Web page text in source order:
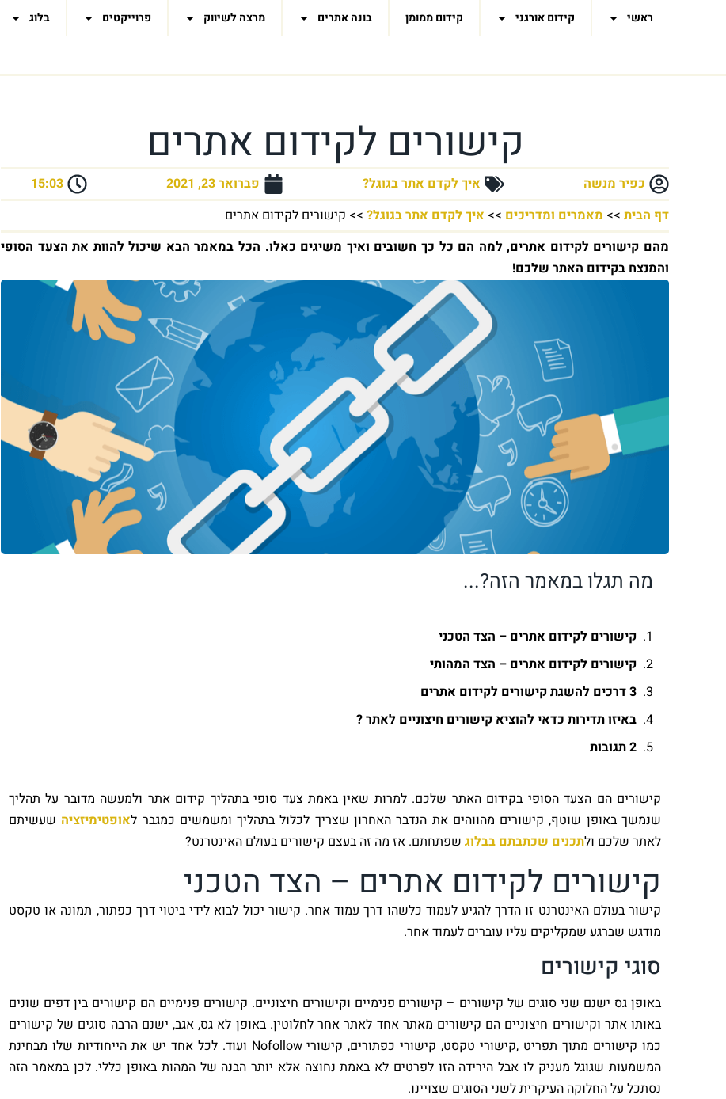
ראשי קידום אורגני קידום ממומן בונה אתרים מרצה לשיווק פרוייקטים בלוג
קישורים לקידום אתרים
כפיר מנשה איך לקדם אתר בגוגל? פברואר 23, 2021
15:03
דף הבית >> מאמרים ומדריכים >> איך לקדם אתר בגוגל? >> קישורים לקידום אתרים
מהם קישורים לקידום אתרים, למה הם כל כך חשובים ואיך משיגים כאלו. הכל במאמר הבא שיכול להוות את הצעד הסופי
והמנצח בקידום האתר שלכם!
מה תגלו במאמר הזה?...
קישורים לקידום אתרים – הצד הטכני
קישורים לקידום אתרים – הצד המהותי
3 דרכים להשגת קישורים לקידום אתרים
באיזו תדירות כדאי להוציא קישורים חיצוניים לאתר ?
2 תגובות
קישורים הם הצעד הסופי בקידום האתר שלכם. למרות שאין באמת צעד סופי בתהליך קידום אתר ולמעשה מדובר על תהליך
שנמשך באופן שוטף, קישורים מהווהים את הנדבר האחרון שצריך לכלול בתהליך ומשמשים כמגבר לאופטימיזציה שעשיתם
לאתר שלכם ולתכנים שכתבתם בבלוג שפתחתם. אז מה זה בעצם קישורים בעולם האינטרנט?
קישורים לקידום אתרים – הצד הטכני
קישור בעולם האינטרנט זו הדרך להגיע לעמוד כלשהו דרך עמוד אחר. קישור יכול לבוא לידי ביטוי דרך כפתור, תמונה או טקסט
מודגש שברגע שמקליקים עליו עוברים לעמוד אחר.
סוגי קישורים
באופן גס ישנם שני סוגים של קישורים – קישורים פנימיים וקישורים חיצוניים. קישורים פנימיים הם קישורים בין דפים שונים
באותו אתר וקישורים חיצוניים הם קישורים מאתר אחד לאתר אחר לחלוטין. באופן לא גס, אגב, ישנם הרבה סוגים של קישורים
כמו קישורים מתוך תפריט ,קישורי טקסט, קישורי כפתורים, קישורי Nofollow ועוד. לכל אחד יש את הייחודיות שלו מבחינת
המשמעות שגוגל מעניק לו אבל הירידה הזו לפרטים לא באמת נחוצה אלא יותר הבנה של המהות באופן כללי. לכן במאמר הזה
נסתכל על החלוקה העיקרית לשני הסוגים שצויינו.